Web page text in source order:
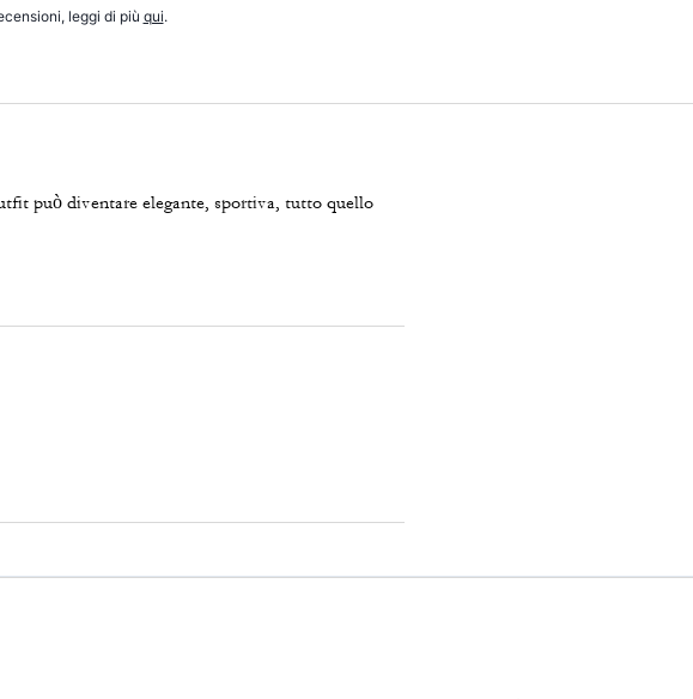
leggi di più qui.
può diventare elegante, sportiva, tutto quello